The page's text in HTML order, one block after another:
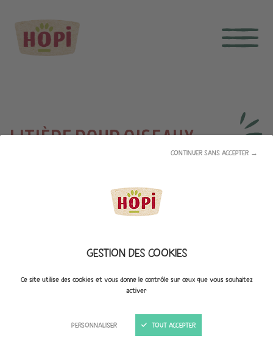
GESTION DES COOKIES
Ce site utilise des cookies et vous donne le contrôle sur ceux que vous souhaitez
activer
PERSONNALISER
CONTINUER SANS ACCEPTER →
TOUT ACCEPTER
LITIÈRE POUR OISEAUX -